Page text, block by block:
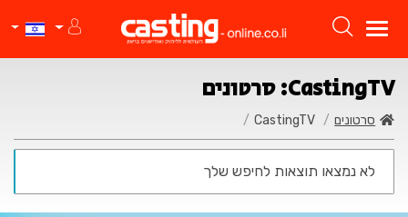
CastingTV: סרטונים
סרטונים CastingTV
לא נמצאו תוצאות לחיפש שלך